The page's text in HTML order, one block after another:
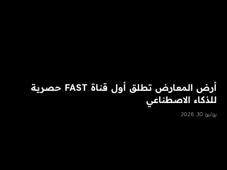
أرض المعارض تطلق أول قناة FAST حصرية
للذكاء الاصطناعي
يوليو 30, 2026